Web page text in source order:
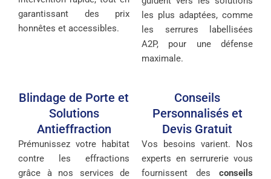
garantissant des prix
honnêtes et accessibles.
les plus adaptées, comme
les serrures labellisées
A2P, pour une défense
maximale.
Blindage de Porte et
Solutions
Antieffraction
Prémunissez votre habitat
contre les effractions
grâce à nos services de
Conseils
Personnalisés et
Devis Gratuit
Vos besoins varient. Nos
experts en serrurerie vous
fournissent des conseils